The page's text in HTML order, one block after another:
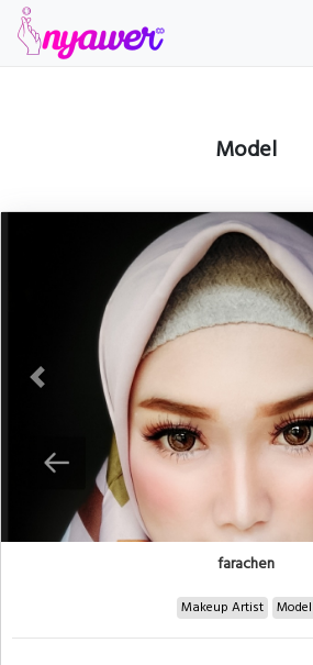
Explore
Talent
Jadi Kreator
Model
farachen
Makeup Artist Model